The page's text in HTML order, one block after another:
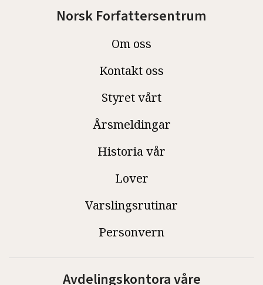
Norsk Forfattersentrum
Om oss
Kontakt oss
Styret vårt
Årsmeldingar
Historia vår
Lover
Varslingsrutinar
Personvern
Avdelingskontora våre